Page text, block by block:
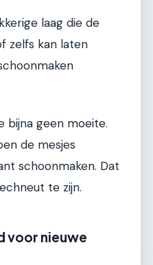
laag die de
zelfs kan laten
bijna geen moeite.
de mesjes
schoonmaken. Dat
te zijn.
voor nieuwe